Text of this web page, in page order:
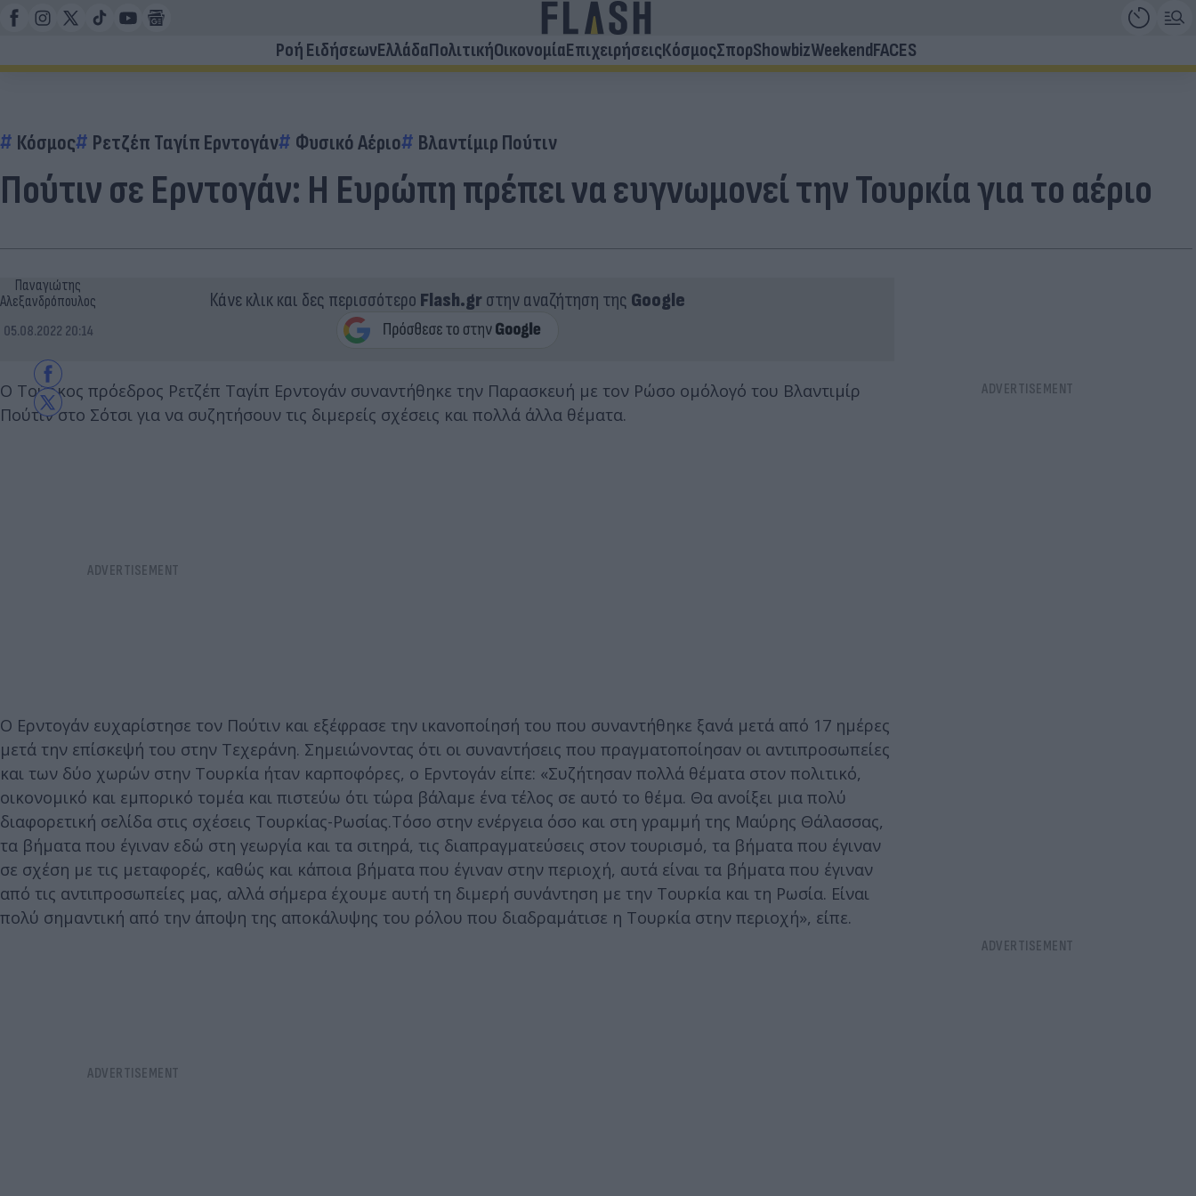
Ροή ΕιδήσεωνΕλλάδαΠολιτικήΟικονομίαΕπιχειρήσειςΚόσμοςΣπορShowbizWeekendFACES
Κόσμος Ρετζέπ Ταγίπ Ερντογάν Φυσικό Αέριο Βλαντίμιρ Πούτιν
Πούτιν σε Ερντογάν: Η Ευρώπη πρέπει να ευγνωμονεί την Τουρκία για το αέριο
Παναγιώτης
Αλεξανδρόπουλος
05.08.2022 20:14
Κάνε κλικ και δες περισσότερο Flash.grστην αναζήτηση της Google
Ο Τούρκος πρόεδρος Ρετζέπ Ταγίπ Ερντογάν συναντήθηκε την Παρασκευή με τον Ρώσο ομόλογό του Βλαντιμίρ
Πούτιν στο Σότσι για να συζητήσουν τις διμερείς σχέσεις και πολλά άλλα θέματα.
Ο Ερντογάν ευχαρίστησε τον Πούτιν και εξέφρασε την ικανοποίησή του που συναντήθηκε ξανά μετά από 17 ημέρες
μετά την επίσκεψή του στην Τεχεράνη. Σημειώνοντας ότι οι συναντήσεις που πραγματοποίησαν οι αντιπροσωπείες
και των δύο χωρών στην Τουρκία ήταν καρποφόρες, ο Ερντογάν είπε: «Συζήτησαν πολλά θέματα στον πολιτικό,
οικονομικό και εμπορικό τομέα και πιστεύω ότι τώρα βάλαμε ένα τέλος σε αυτό το θέμα. Θα ανοίξει μια πολύ
διαφορετική σελίδα στις σχέσεις Τουρκίας-Ρωσίας.Τόσο στην ενέργεια όσο και στη γραμμή της Μαύρης Θάλασσας,
τα βήματα που έγιναν εδώ στη γεωργία και τα σιτηρά, τις διαπραγματεύσεις στον τουρισμό, τα βήματα που έγιναν
σε σχέση με τις μεταφορές, καθώς και κάποια βήματα που έγιναν στην περιοχή, αυτά είναι τα βήματα που έγιναν
από τις αντιπροσωπείες μας, αλλά σήμερα έχουμε αυτή τη διμερή συνάντηση με την Τουρκία και τη Ρωσία. Είναι
πολύ σημαντική από την άποψη της αποκάλυψης του ρόλου που διαδραμάτισε η Τουρκία στην περιοχή», είπε.